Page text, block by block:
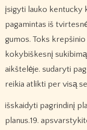
įsigyti lauko kentucky
pagamintas iš
gumos. Toks
kokybiškesnį
aikštelėje. sudaryti
reikia atlikti per visą
išskaidyti pagrindinį
planus.19.